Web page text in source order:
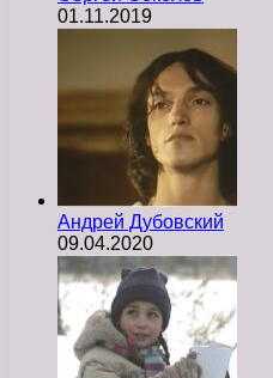
01.11.2019
Андрей Дубовский
09.04.2020